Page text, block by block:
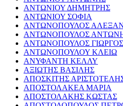
ΑΝΤΩΝΙΟΥ ΔΗΜΗΤΡΗΣ
ΑΝΤΩΝΙΟΥ ΣΟΦΙΑ
ΑΝΤΩΝΟΠΟΥΛΟΣ
ΑΝΤΩΝΟΠΟΥΛΟΣ
ΑΝΤΩΝΟΠΟΥΛΟΣ ΓΙΩΡΓΟΣ
ΑΝΤΩΝΟΠΟΥΛΟΥ ΚΛΕΙΩ
ΑΝΥΦΑΝΤΗ ΚΕΛΛΥ
ΑΞΙΩΤΗΣ ΒΑΣΙΛΗΣ
ΑΠΟΣΚΙΤΗΣ
ΑΠΟΣΤΟΛΑΚΕΑ ΜΑΡΙΑ
ΑΠΟΣΤΟΛΑΚΗΣ ΚΩΣΤΑΣ